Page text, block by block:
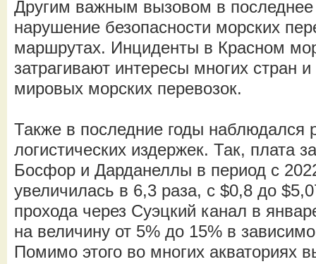
Другим важным вызовом в последнее
нарушение безопасности морских
маршрутах. Инциденты в Красном
затрагивают интересы многих стран
мировых морских перевозок.
Также в последние годы наблюдался
логистических издержек. Так, плата
Босфор и Дарданеллы в период с
увеличилась в 6,3 раза, с $0,8 до
прохода через Суэцкий канал в
на величину от 5% до 15% в
Помимо этого во многих акваториях